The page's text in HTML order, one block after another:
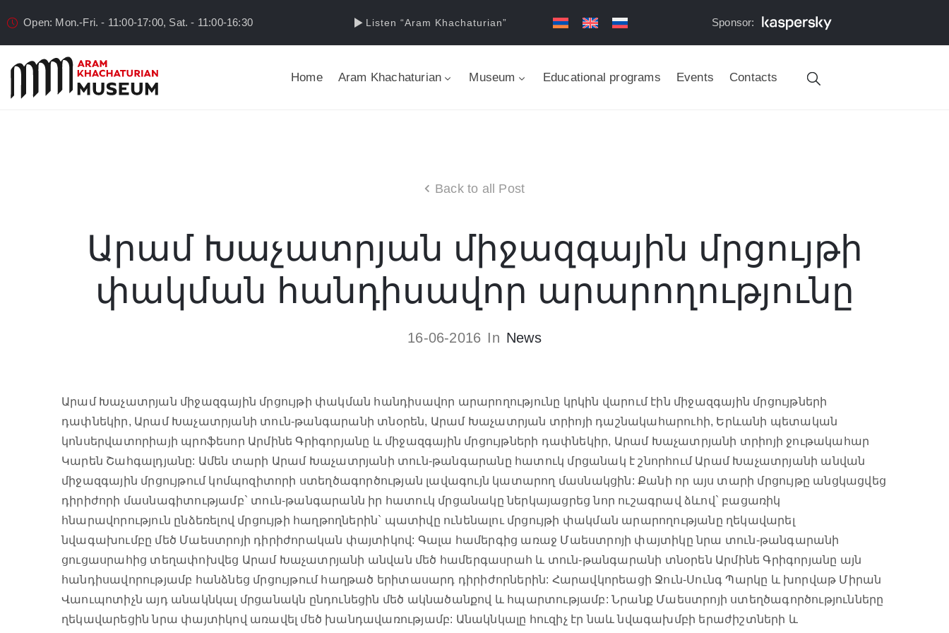
Open: Mon.-Fri. - 11:00-17:00, Sat. - 11:00-16:30 Listen “Aram Khachaturian” Sponsor:
Home Aram Khachaturian Museum Educational programs Events Contacts
Back to all Post
Արամ Խաչատրյան միջազգային մրցույթի
փակման հանդիսավոր արարողությունը
16-06-2016 In News
Արամ Խաչատրյան միջազգային մրցույթի փակման հանդիսավոր արարողությունը կրկին վարում էին միջազգային մրցույթների
դափնեկիր, Արամ Խաչատրյանի տուն-թանգարանի տնօրեն, Արամ Խաչատրյան տրիոյի դաշնակահարուհի, Երևանի պետական
կոնսերվատորիայի պրոֆեսոր Արմինե Գրիգորյանը և միջազգային մրցույթների դափնեկիր, Արամ Խաչատրյանի տրիոյի ջութակահար
Կարեն Շահգալդյանը: Ամեն տարի Արամ Խաչատրյանի տուն-թանգարանը հատուկ մրցանակ է շնորհում Արամ Խաչատրյանի անվան
միջազգային մրցույթում կոմպոզիտորի ստեղծագործության լավագույն կատարող մասնակցին: Քանի որ այս տարի մրցույթը անցկացվեց
դիրիժորի մասնագիտությամբ` տուն-թանգարանն իր հատուկ մրցանակը ներկայացրեց նոր ուշագրավ ձևով` բացառիկ
հնարավորություն ընձեռելով մրցույթի հաղթողներին` պատիվը ունենալու մրցույթի փակման արարողությանը ղեկավարել
նվագախումբը մեծ Մաեստրոյի դիրիժորական փայտիկով: Գալա համերգից առաջ Մաեստրոյի փայտիկը նրա տուն-թանգարանի
ցուցասրահից տեղափոխվեց Արամ Խաչատրյանի անվան մեծ համերգասրահ և տուն-թանգարանի տնօրեն Արմինե Գրիգորյանը այն
հանդիսավորությամբ հանձնեց մրցույթում հաղթած երիտասարդ դիրիժորներին: Հարավկորեացի Ջուն-Սունգ Պարկը և խորվաթ Միրան
Վաուպոտիչն այդ անակնկալ մրցանակն ընդունեցին մեծ ակնածանքով և հպարտությամբ: Նրանք Մաեստրոյի ստեղծագործությունները
ղեկավարեցին նրա փայտիկով առավել մեծ խանդավառությամբ: Անակնկալը հուզիչ էր նաև նվագախմբի երաժիշտների և